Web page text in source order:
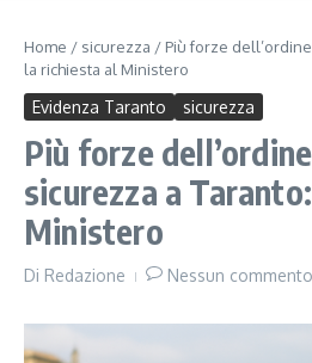
Home / sicurezza / Più forze
la richiesta al Ministero
Evidenza Taranto sicurezza
Più forze
sicurezza a
Ministero
Di Redazione Nessun commento